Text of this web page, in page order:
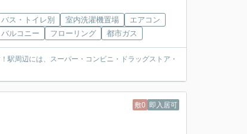
バス・トイレ別 室内洗濯機置場
エアコン
バルコニー
フローリング 都市ガス
駅周辺には、スーパー・コンビニ・ドラッグストア・
敷0 即入居可